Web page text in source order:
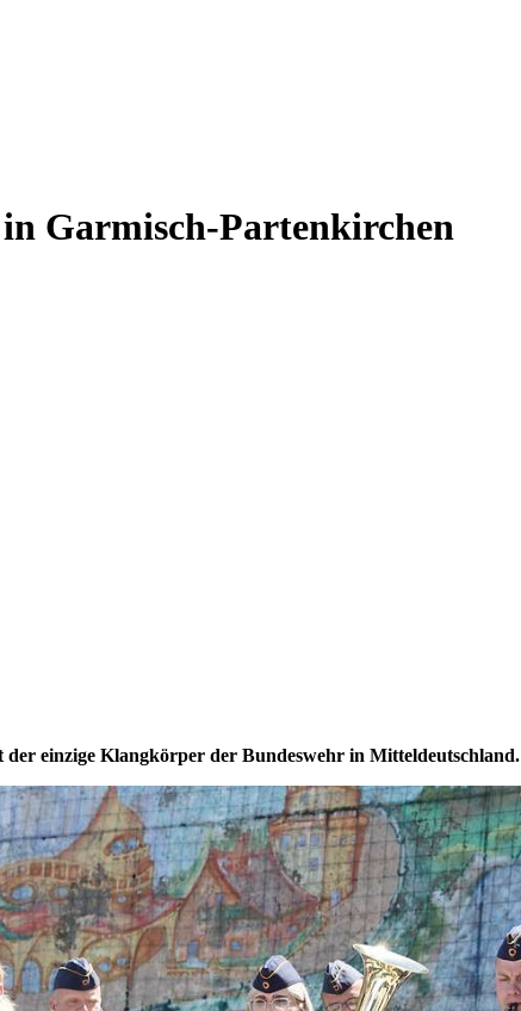
Garmisch-Partenkirchen
einzige Klangkörper der Bundeswehr in Mitteldeutschland.